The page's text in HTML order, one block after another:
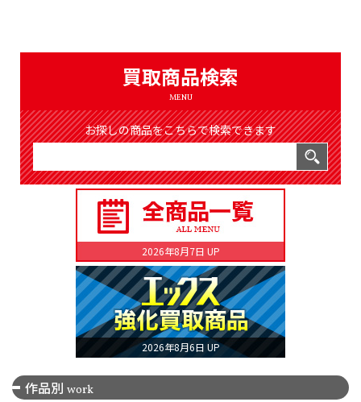
買取商品検索
MENU
お探しの商品をこちらで検索できます
2026年8月7日 UP
2026年8月6日 UP
作品別 work